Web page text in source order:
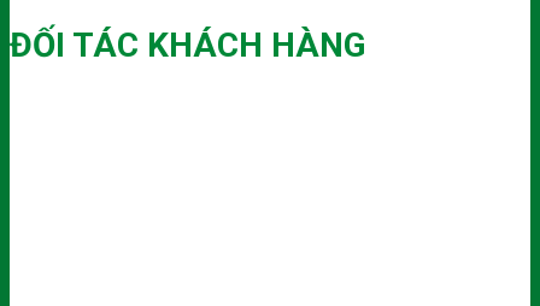
ĐỐI TÁC KHÁCH HÀNG